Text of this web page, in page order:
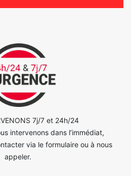
7j/7 et 24h/24
intervenons dans l’immédiat,
via le formulaire ou à nous
appeler.